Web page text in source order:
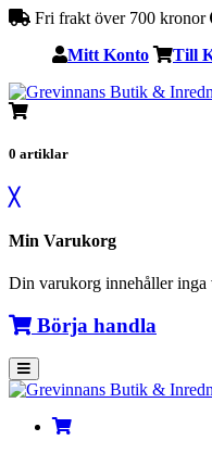
Fri frakt över 700 kronor
Mitt Konto Till
0 artiklar
╳
Min Varukorg
Din varukorg innehåller inga
Börja handla